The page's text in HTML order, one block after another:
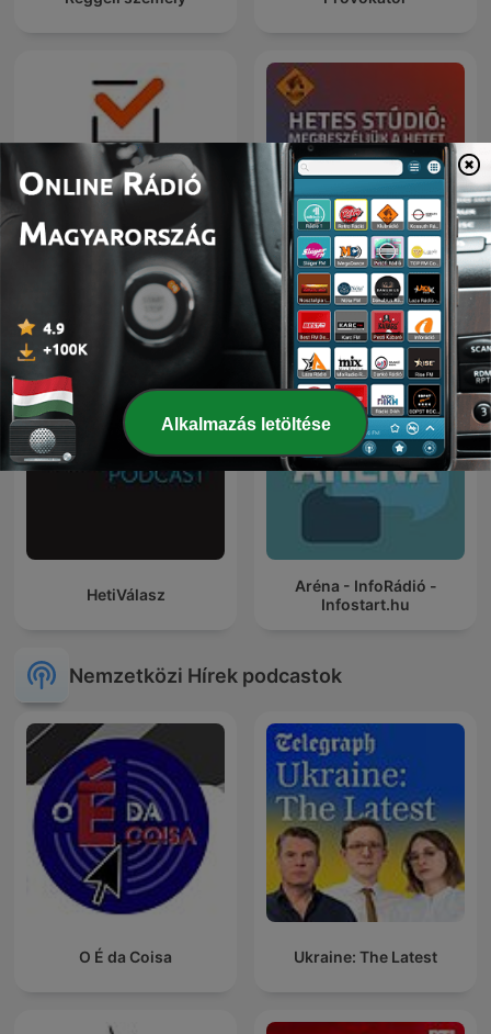
Portfolio Checklist
Hetes Stúdió:
Megbeszéljük a hetet
HetiVálasz
Aréna - InfoRádió -
Infostart.hu
Nemzetközi Hírek podcastok
O É da Coisa Ukraine: The Latest
Alkalmazás letöltése